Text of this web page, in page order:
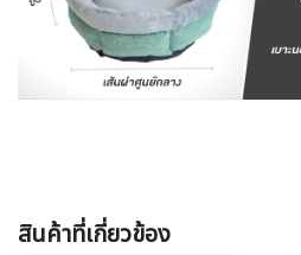
สินค้าที่เกี่ยวข้อง